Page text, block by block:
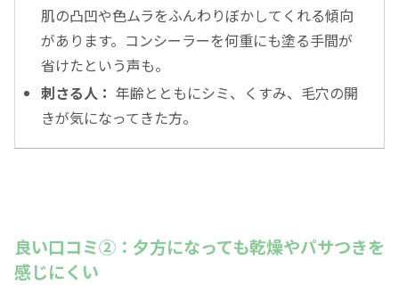
肌の凸凹や色ムラをふんわりぼかしてくれる傾向
があります。コンシーラーを何重にも塗る手間が
省けたという声も。
刺さる人： 年齢とともにシミ、くすみ、毛穴の開
きが気になってきた方。
良い口コミ②：夕方になっても乾燥やパサつきを
感じにくい